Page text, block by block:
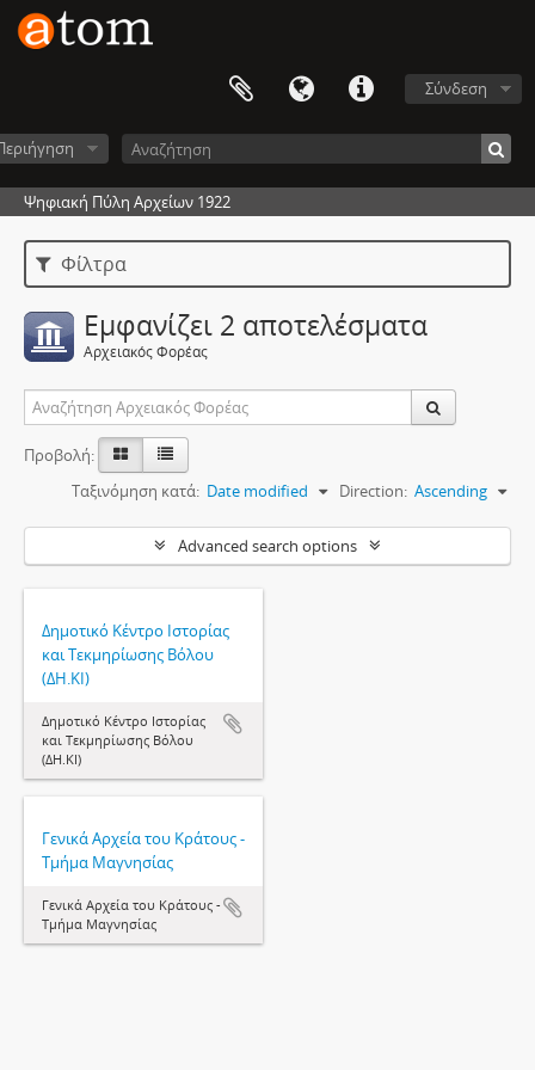
Σύνδεση
Ψηφιακή Πύλη Αρχείων 1922
Φίλτρα
Εμφανίζει 2 αποτελέσματα
Αρχειακός Φορέας
Προβολή:
Ταξινόμηση κατά: Date modified Direction: Ascending
Advanced search options
Δημοτικό Κέντρο Ιστορίας
και Τεκμηρίωσης Βόλου
(ΔΗ.ΚΙ)
Δημοτικό Κέντρο Ιστορίας
και Τεκμηρίωσης Βόλου
(ΔΗ.ΚΙ)
Γενικά Αρχεία του Κράτους -
Τμήμα Μαγνησίας
Γενικά Αρχεία του Κράτους -
Τμήμα Μαγνησίας